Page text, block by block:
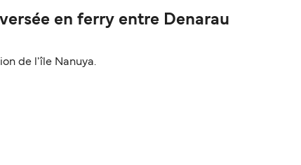
en ferry entre Denarau
de l'île Nanuya.